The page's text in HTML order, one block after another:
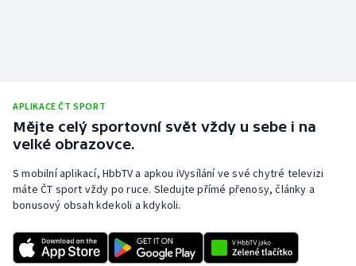
APLIKACE ČT SPORT
Mějte celý sportovní svět vždy u sebe i na
velké obrazovce.
S mobilní aplikací, HbbTV a apkou iVysílání ve své chytré televizi
máte ČT sport vždy po ruce. Sledujte přímé přenosy, články a
bonusový obsah kdekoli a kdykoli.